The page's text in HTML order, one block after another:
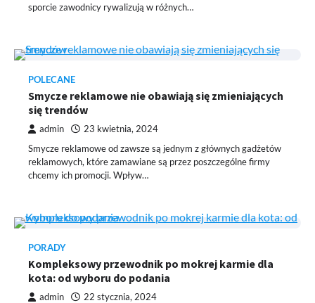
sporcie zawodnicy rywalizują w różnych…
POLECANE
Smycze reklamowe nie obawiają się zmieniających
się trendów
admin 23 kwietnia, 2024
Smycze reklamowe od zawsze są jednym z głównych gadżetów
reklamowych, które zamawiane są przez poszczególne firmy
chcemy ich promocji. Wpływ…
PORADY
Kompleksowy przewodnik po mokrej karmie dla
kota: od wyboru do podania
admin 22 stycznia, 2024